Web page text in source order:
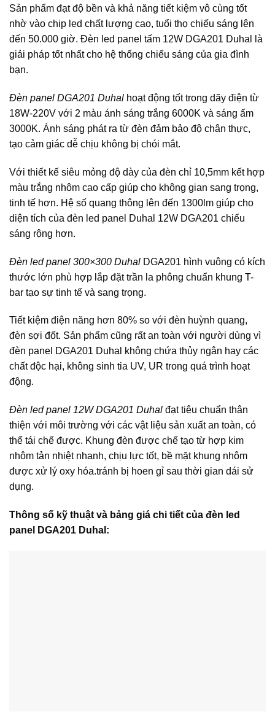
Sản phẩm đạt độ bền và khả năng tiết kiệm vô cùng tốt
nhờ vào chip led chất lượng cao, tuổi thọ chiếu sáng lên
đến 50.000 giờ. Đèn led panel tấm 12W DGA201 Duhal là
giải pháp tốt nhất cho hệ thống chiếu sáng của gia đình
bạn.
Đèn panel DGA201 Duhal hoạt động tốt trong dãy điện từ
18W-220V với 2 màu ánh sáng trắng 6000K và sáng ấm
3000K. Ánh sáng phát ra từ đèn đảm bảo độ chân thực,
tạo cảm giác dễ chịu không bị chói mắt.
Với thiết kế siêu mỏng độ dày của đèn chỉ 10,5mm kết hợp
màu trắng nhôm cao cấp giúp cho không gian sang trọng,
tinh tế hơn. Hệ số quang thông lên đến 1300lm giúp cho
diện tích của đèn led panel Duhal 12W DGA201 chiếu
sáng rộng hơn.
Đèn led panel 300×300 Duhal DGA201 hình vuông có kích
thước lớn phù hợp lắp đặt trần la phông chuẩn khung T-
bar tạo sự tinh tế và sang trọng.
Tiết kiệm điện năng hơn 80% so với đèn huỳnh quang,
đèn sợi đốt. Sản phẩm cũng rất an toàn với người dùng vì
đèn panel DGA201 Duhal không chứa thủy ngân hay các
chất độc hại, không sinh tia UV, UR trong quá trình hoạt
động.
Đèn led panel 12W DGA201 Duhal đạt tiêu chuẩn thân
thiện với môi trường với các vật liệu sản xuất an toàn, có
thể tái chế được. Khung đèn được chế tạo từ hợp kim
nhôm tản nhiệt nhanh, chịu lực tốt, bề mặt khung nhôm
được xử lý oxy hóa.tránh bị hoen gỉ sau thời gian dái sử
dụng.
Thông số kỹ thuật và bảng giá chi tiết của đèn led
panel DGA201 Duhal: